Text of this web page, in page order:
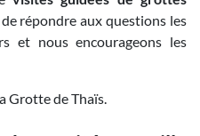
répondre aux questions les
et nous encourageons les
Grotte de Thaïs.